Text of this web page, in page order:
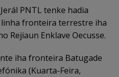
PNTL tenke hadia
fronteira terrestre iha
Rejiaun Enklave Oecusse.
iha fronteira Batugade
(Kuarta-Feira,